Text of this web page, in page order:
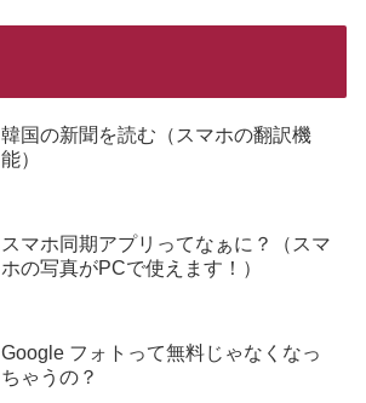
韓国の新聞を読む（スマホの翻訳機
能）
スマホ同期アプリってなぁに？（スマ
ホの写真がPCで使えます！）
Google フォトって無料じゃなくなっ
ちゃうの？